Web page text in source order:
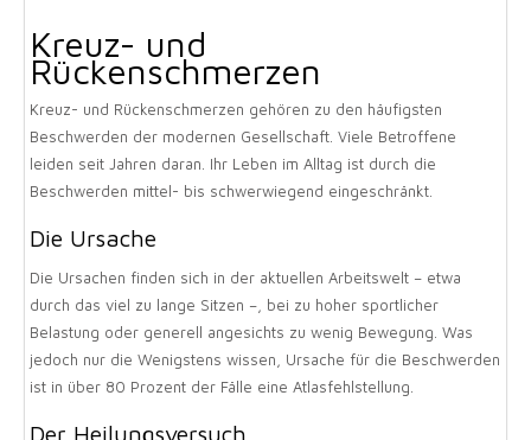
Kreuz- und
Rückenschmerzen
Kreuz- und Rückenschmerzen gehören zu den häufigsten
Beschwerden der modernen Gesellschaft. Viele Betroffene
leiden seit Jahren daran. Ihr Leben im Alltag ist durch die
Beschwerden mittel- bis schwerwiegend eingeschränkt.
Die Ursache
Die Ursachen finden sich in der aktuellen Arbeitswelt – etwa
durch das viel zu lange Sitzen –, bei zu hoher sportlicher
Belastung oder generell angesichts zu wenig Bewegung. Was
jedoch nur die Wenigstens wissen, Ursache für die Beschwerden
ist in über 80 Prozent der Fälle eine Atlasfehlstellung.
Der Heilungsversuch